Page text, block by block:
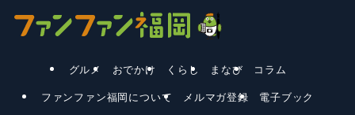
グルメ おでかけ くらし まなび コラム
ファンファン福岡について メルマガ登録 電子ブック